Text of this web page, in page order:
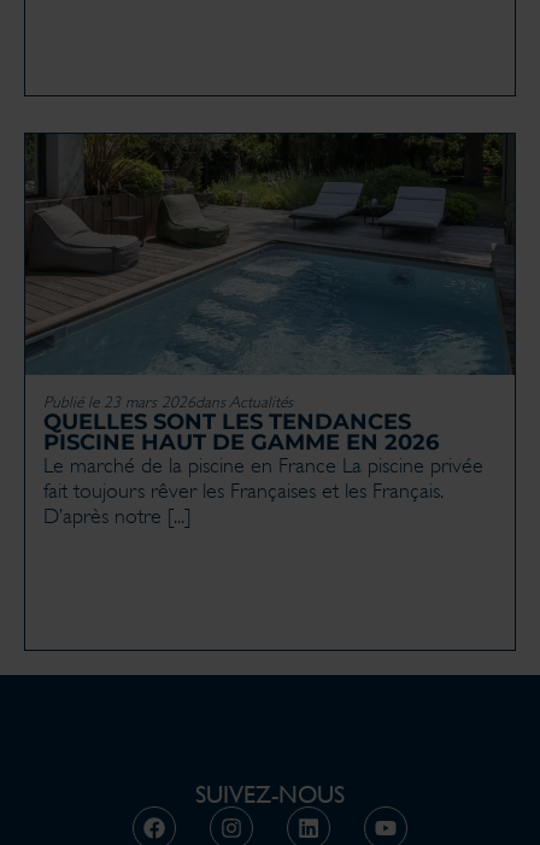
Publié le 23 mars 2026dans Actualités
QUELLES SONT LES TENDANCES
PISCINE HAUT DE GAMME EN 2026
Le marché de la piscine en France La piscine privée
fait toujours rêver les Françaises et les Français.
D’après notre [...]
SUIVEZ-NOUS